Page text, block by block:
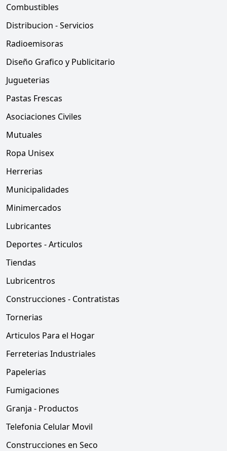
Combustibles
Distribucion - Servicios
Radioemisoras
Diseño Grafico y Publicitario
Jugueterias
Pastas Frescas
Asociaciones Civiles
Mutuales
Ropa Unisex
Herrerias
Municipalidades
Minimercados
Lubricantes
Deportes - Articulos
Tiendas
Lubricentros
Construcciones - Contratistas
Tornerias
Articulos Para el Hogar
Ferreterias Industriales
Papelerias
Fumigaciones
Granja - Productos
Telefonia Celular Movil
Construcciones en Seco